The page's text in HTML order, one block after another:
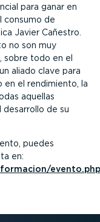
para ganar en
consumo de
Javier Cañestro.
no son muy
sobre todo en el
aliado clave para
en el rendimiento, la
aquellas
desarrollo de su
puedes
en: